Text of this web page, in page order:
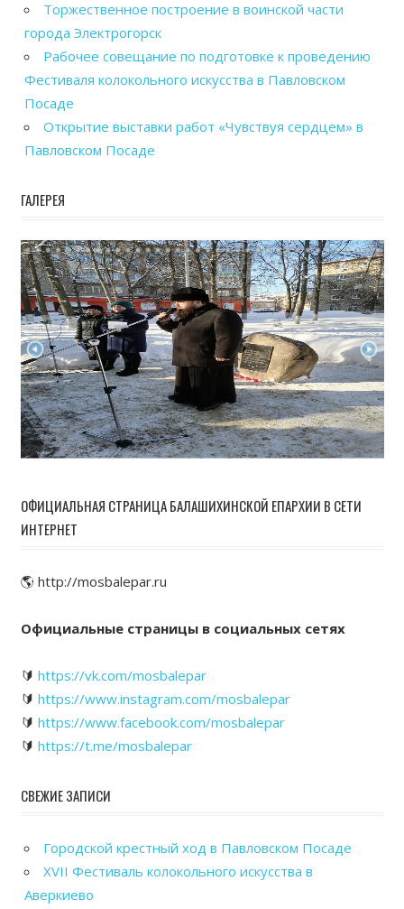
Торжественное построение в воинской части
города Электрогорск
Рабочее совещание по подготовке к проведению
Фестиваля колокольного искусства в Павловском
Посаде
Открытие выставки работ «Чувствуя сердцем» в
Павловском Посаде
ГАЛЕРЕЯ
ОФИЦИАЛЬНАЯ СТРАНИЦА БАЛАШИХИНСКОЙ ЕПАРХИИ В СЕТИ
ИНТЕРНЕТ
🌎 http://mosbalepar.ru
Официальные страницы в социальных сетях
🔰 https://vk.com/mosbalepar
🔰 https://www.instagram.com/mosbalepar
🔰 https://www.facebook.com/mosbalepar
🔰 https://t.me/mosbalepar
СВЕЖИЕ ЗАПИСИ
Городской крестный ход в Павловском Посаде
XVII Фестиваль колокольного искусства в
Аверкиево